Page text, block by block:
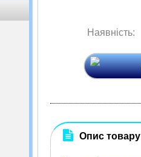
Наявність:
Опис товару